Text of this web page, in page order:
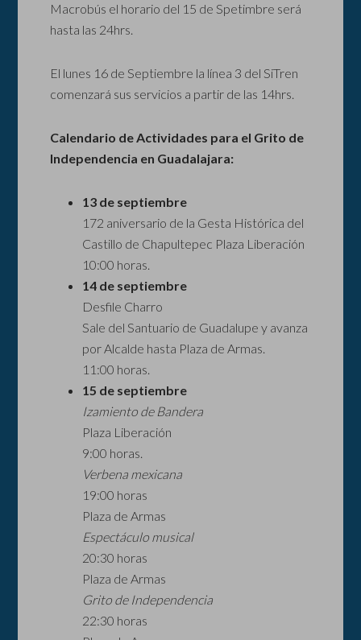
Macrobús el horario del 15 de Spetimbre será
hasta las 24hrs.
El lunes 16 de Septiembre la línea 3 del SiTren
comenzará sus servicios a partir de las 14hrs.
Calendario de Actividades para el Grito de
Independencia en Guadalajara:
13 de septiembre
172 aniversario de la Gesta Histórica del
Castillo de Chapultepec Plaza Liberación
10:00 horas.
14 de septiembre
Desfile Charro
Sale del Santuario de Guadalupe y avanza
por Alcalde hasta Plaza de Armas.
11:00 horas.
15 de septiembre
Izamiento de Bandera
Plaza Liberación
9:00 horas.
Verbena mexicana
19:00 horas
Plaza de Armas
Espectáculo musical
20:30 horas
Plaza de Armas
Grito de Independencia
22:30 horas